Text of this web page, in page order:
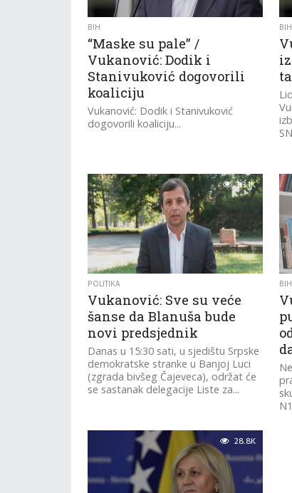
BIH
“Maske su pale” /
Vukanović: Dodik i
Stanivuković dogovorili
koaliciju
Vukanović: Dodik i Stanivuković
dogovorili koaliciju...
BIH
83.1K
POLITIKA
Vukanović: Sve su veće
šanse da Blanuša bude
novi predsjednik
Danas u 15:30 sati, u sjedištu Srpske
demokratske stranke u Banjoj Luci
(zgrada bivšeg Čajeveca), održat će
se sastanak delegacije Liste za...
BIH
28.8K